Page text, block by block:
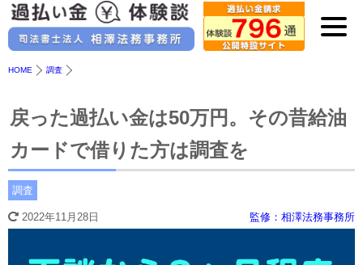
HOME 調査
戻った過払い金は50万円。その昔給油
カードで借りた方は調査を
調査
2022年11月28日 監修：相澤法務事務所